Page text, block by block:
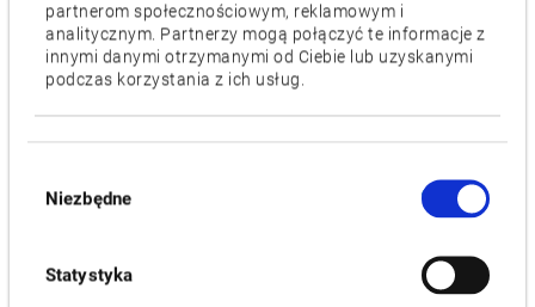
partnerom społecznościowym, reklamowym i
analitycznym. Partnerzy mogą połączyć te informacje z
innymi danymi otrzymanymi od Ciebie lub uzyskanymi
podczas korzystania z ich usług.
zgody
Niezbędne
Statystyka
36, [60], [120]
Silnik [kW]
APC
Filmy / Pliki do pobrania